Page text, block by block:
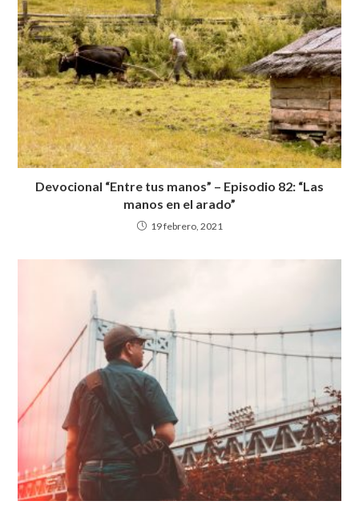
p k
Devocional “Entre tus manos” – Episodio 82: “Las
manos en el arado”
19 febrero, 2021